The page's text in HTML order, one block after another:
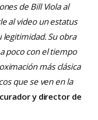
de Bill Viola al
al video un estatus
Su obra
poco con el tiempo
más clásica
que se ven en la
y director de